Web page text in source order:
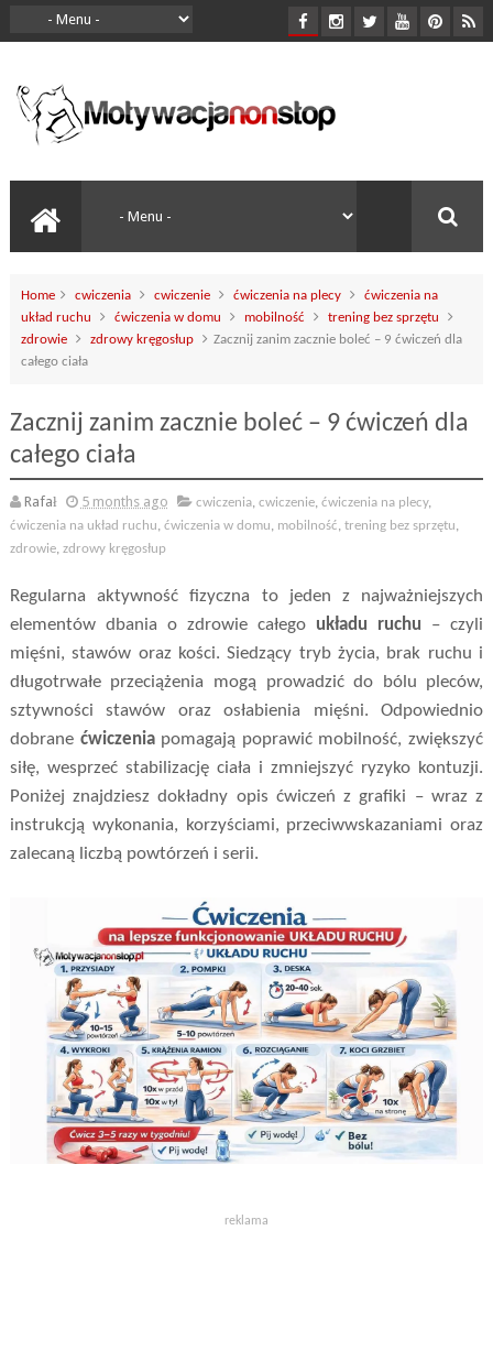
Home cwiczenia cwiczenie ćwiczenia na plecy
ćwiczenia na
układ ruchu
ćwiczenia w domu mobilność
trening bez sprzętu
zdrowie
zdrowy kręgosłup
Zacznij zanim zacznie boleć – 9 ćwiczeń dla
całego ciała
Zacznij zanim zacznie boleć – 9 ćwiczeń dla
całego ciała
Rafał 5 months ago cwiczenia, cwiczenie, ćwiczenia na plecy,
ćwiczenia na układ ruchu, ćwiczenia w domu, mobilność, trening bez sprzętu,
zdrowie, zdrowy kręgosłup
Regularna aktywność fizyczna to jeden z najważniejszych
elementów dbania o zdrowie całego układu ruchu – czyli
mięśni, stawów oraz kości. Siedzący tryb życia, brak ruchu i
długotrwałe przeciążenia mogą prowadzić do bólu pleców,
sztywności stawów oraz osłabienia mięśni. Odpowiednio
dobrane ćwiczeniapomagają poprawić mobilność, zwiększyć
siłę, wesprzeć stabilizację ciała i zmniejszyć ryzyko kontuzji.
Poniżej znajdziesz dokładny opis ćwiczeń z grafiki – wraz z
instrukcją wykonania, korzyściami, przeciwwskazaniami oraz
zalecaną liczbą powtórzeń i serii.
reklama